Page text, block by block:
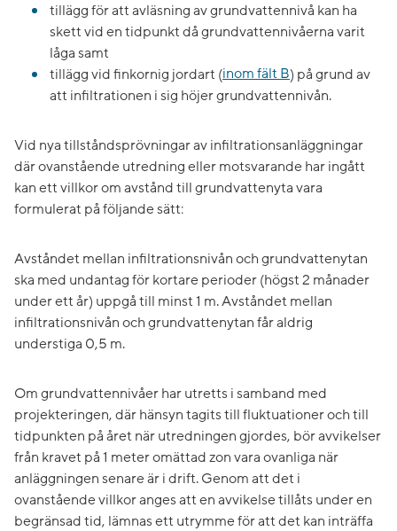
tillägg för att avläsning av grundvattennivå kan ha
skett vid en tidpunkt då grundvattennivåerna varit
låga samt
tillägg vid finkornig jordart (inom fält B) på grund av
att infiltrationen i sig höjer grundvattennivån.
Vid nya tillståndsprövningar av infiltrationsanläggningar
där ovanstående utredning eller motsvarande har ingått
kan ett villkor om avstånd till grundvattenyta vara
formulerat på följande sätt:
Avståndet mellan infiltrationsnivån och grundvattenytan
ska med undantag för kortare perioder (högst 2 månader
under ett år) uppgå till minst 1 m. Avståndet mellan
infiltrationsnivån och grundvattenytan får aldrig
understiga 0,5 m.
Om grundvattennivåer har utretts i samband med
projekteringen, där hänsyn tagits till fluktuationer och till
tidpunkten på året när utredningen gjordes, bör avvikelser
från kravet på 1 meter omättad zon vara ovanliga när
anläggningen senare är i drift. Genom att det i
ovanstående villkor anges att en avvikelse tillåts under en
begränsad tid, lämnas ett utrymme för att det kan inträffa